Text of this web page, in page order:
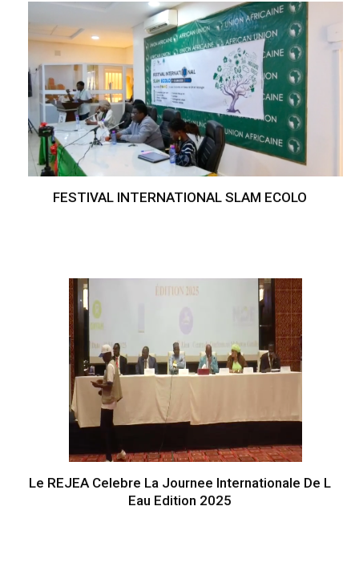
FESTIVAL INTERNATIONAL SLAM ECOLO
Le REJEA Celebre La Journee Internationale De L
Eau Edition 2025